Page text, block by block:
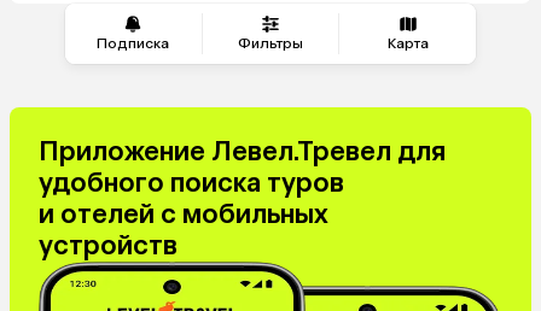
Подписка Фильтры Карта
Приложение Левел.Тревел для
удобного поиска туров
и отелей с мобильных
устройств